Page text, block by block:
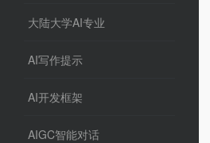
大陆大学AI专业
AI写作提示
AI开发框架
AIGC智能对话